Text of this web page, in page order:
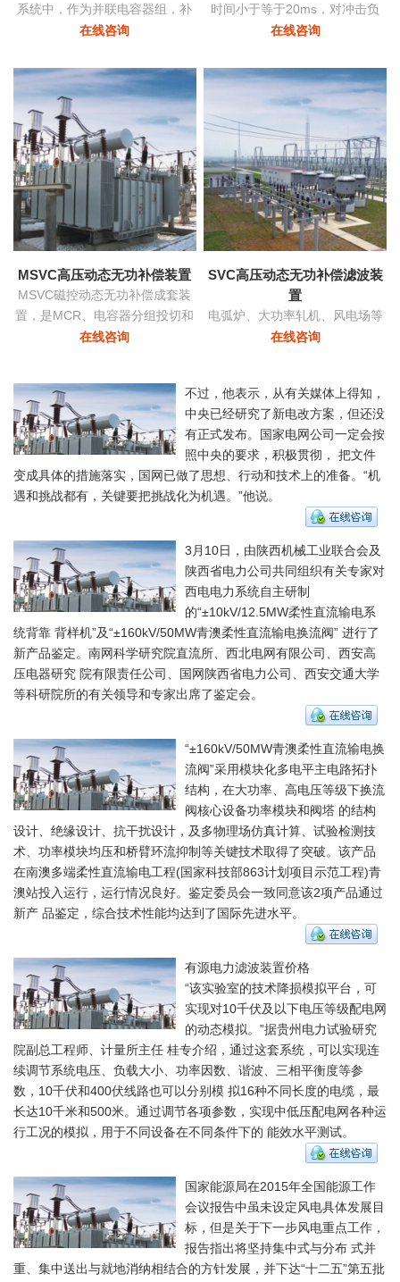
系统中，作为并联电容器组，补
偿系统中的感性无功，用以提高
量
在线咨询
时间小于等于20ms，对冲击负
荷、时变负荷能够实时监测、动
以上的目标，具有动态补偿无功
在线咨询
MSVC高压动态无功补偿装置
MSVC磁控动态无功补偿成套装
置，是MCR、电容器分组投切和
变压器有载调压功能为一体的无
在线咨询
SVC高压动态无功补偿滤波装
置
电弧炉、大功率轧机、风电场等
负荷由于其非线性及冲击性导致
快速响应及动态补偿的功能。
在线咨询
不过，他表示，从有关媒体上得知，
中央已经研究了新电改方案，但还没
有正式发布。国家电网公司一定会按
照中央的要求，积极贯彻， 把文件
变成具体的措施落实，国网已做了思想、行动和技术上的准备。“机
遇和挑战都有，关键要把挑战化为机遇。”他说。
3月10日，由陕西机械工业联合会及
陕西省电力公司共同组织有关专家对
西电电力系统自主研制
的“±10kV/12.5MW柔性直流输电系
统背靠 背样机”及“±160kV/50MW青澳柔性直流输电换流阀” 进行了
新产品鉴定。南网科学研究院直流所、西北电网有限公司、西安高
压电器研究 院有限责任公司、国网陕西省电力公司、西安交通大学
等科研院所的有关领导和专家出席了鉴定会。
“±160kV/50MW青澳柔性直流输电换
流阀”采用模块化多电平主电路拓扑
结构，在大功率、高电压等级下换流
阀核心设备功率模块和阀塔 的结构
设计、绝缘设计、抗干扰设计，及多物理场仿真计算、试验检测技
术、功率模块均压和桥臂环流抑制等关键技术取得了突破。该产品
在南澳多端柔性直流输电工程(国家科技部863计划项目示范工程)青
澳站投入运行，运行情况良好。鉴定委员会一致同意该2项产品通过
新产 品鉴定，综合技术性能均达到了国际先进水平。
有源电力滤波装置价格
“该实验室的技术降损模拟平台，可
实现对10千伏及以下电压等级配电网
的动态模拟。”据贵州电力试验研究
院副总工程师、计量所主任 桂专介绍，通过这套系统，可以实现连
续调节系统电压、负载大小、功率因数、谐波、三相平衡度等参
数，10千伏和400伏线路也可以分别模 拟16种不同长度的电缆，最
长达10千米和500米。通过调节各项参数，实现中低压配电网各种运
行工况的模拟，用于不同设备在不同条件下的 能效水平测试。
国家能源局在2015年全国能源工作
会议报告中虽未设定风电具体发展目
标，但是关于下一步风电重点工作，
报告指出将坚持集中式与分布 式并
重、集中送出与就地消纳相结合的方针发展，并下达“十二五”第五批